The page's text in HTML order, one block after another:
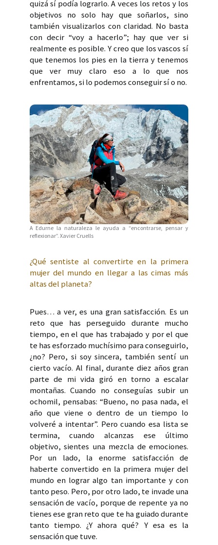
quizá sí podía lograrlo. A veces los retos y los
objetivos no solo hay que soñarlos, sino
también visualizarlos con claridad. No basta
con decir “voy a hacerlo”; hay que ver si
realmente es posible. Y creo que los vascos sí
que tenemos los pies en la tierra y tenemos
que ver muy claro eso a lo que nos
enfrentamos, si lo podemos conseguir sí o no.
A Edurne la naturaleza le ayuda a “encontrarse, pensar y
reflexionar”. Xavier Cruells
¿Qué sentiste al convertirte en la primera
mujer del mundo en llegar a las cimas más
altas del planeta?
Pues… a ver, es una gran satisfacción. Es un
reto que has perseguido durante mucho
tiempo, en el que has trabajado y por el que
te has esforzado muchísimo para conseguirlo,
¿no? Pero, si soy sincera, también sentí un
cierto vacío. Al final, durante diez años gran
parte de mi vida giró en torno a escalar
montañas. Cuando no conseguías subir un
ochomil, pensabas: “Bueno, no pasa nada, el
año que viene o dentro de un tiempo lo
volveré a intentar”. Pero cuando esa lista se
termina, cuando alcanzas ese último
objetivo, sientes una mezcla de emociones.
Por un lado, la enorme satisfacción de
haberte convertido en la primera mujer del
mundo en lograr algo tan importante y con
tanto peso. Pero, por otro lado, te invade una
sensación de vacío, porque de repente ya no
tienes ese gran reto que te ha guiado durante
tanto tiempo. ¿Y ahora qué? Y esa es la
sensación que tuve.